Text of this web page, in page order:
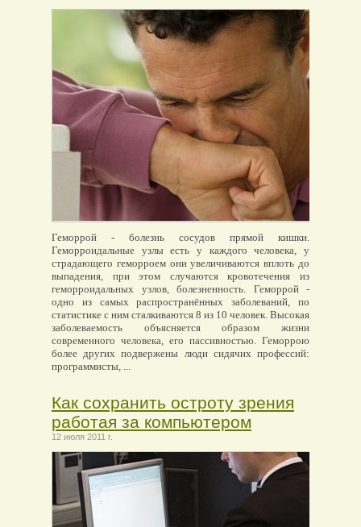
Геморрой - болезнь сосудов прямой кишки.
Геморроидальные узлы есть у каждого человека, у
страдающего геморроем они увеличиваются вплоть до
выпадения, при этом случаются кровотечения из
геморроидальных узлов, болезненность. Геморрой -
одно из самых распространённых заболеваний, по
статистике с ним сталкиваются 8 из 10 человек. Высокая
заболеваемость объясняется образом жизни
современного человека, его пассивностью. Геморрою
более других подвержены люди сидячих профессий:
программисты, ...
Как сохранить остроту зрения
работая за компьютером
12 июля 2011 г.